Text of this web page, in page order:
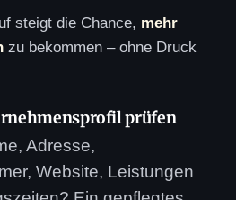
steigt die Chance, mehr
zu bekommen – ohne Druck
prüfen
Adresse,
Website, Leistungen